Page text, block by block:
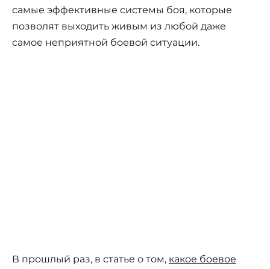
самые эффективные системы боя, которые
позволят выходить живым из любой даже
самое неприятной боевой ситуации.
В прошлый раз, в статье о том, какое боевое